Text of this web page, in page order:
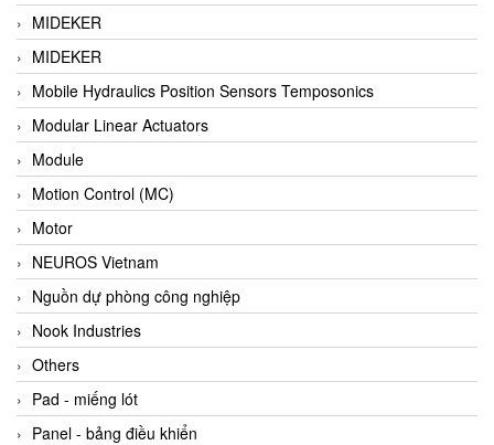
Baumuller Vietnam
Baykee
BBC Bircher Smart Access
BCS ITALY
BEA SENSORS
Beacon Extender
Beckhoff
Bedook
Bei Sensor
Beijer
Beinlich-pumps
Beka
BEKO
MIDEKER
MIDEKER
Mobile Hydraulics Position Sensors Temposonics
Modular Linear Actuators
Module
Motion Control (MC)
Motor
NEUROS Vietnam
Nguồn dự phòng công nghiệp
Nook Industries
Others
Pad - miếng lót
Panel - bảng điều khiển